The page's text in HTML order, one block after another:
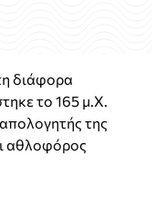
διάφορα
το 165 μ.X.
της
αθλοφόρος